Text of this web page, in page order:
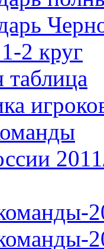
2 круг
таблица